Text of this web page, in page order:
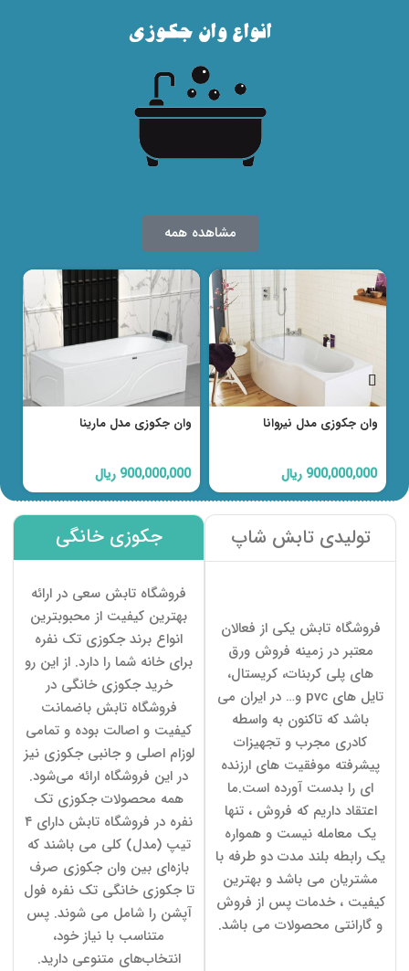
مشاهده همه
وان جکوزی مدل نیروانا
900,000,000 ریال
وان جکوزی مدل مارینا
900,000,000 ریال
تولیدی تابش شاپ
فروشگاه تابش یکی از فعالان
معتبر در زمینه فروش ورق
های پلی کربنات، کریستال،
تایل های pvc و… در ایران می
باشد که تاکنون به واسطه
کادری مجرب و تجهیزات
پیشرفته موفقیت های ارزنده
ای را بدست آورده است.ما
اعتقاد داریم که فروش ، تنها
یک معامله نیست و همواره
یک رابطه بلند مدت دو طرفه با
مشتریان می باشد و بهترین
کیفیت ، خدمات پس از فروش
و گارانتی محصولات می باشد.
جکوزی خانگی
فروشگاه تابش سعی در ارائه
بهترین کیفیت از محبوبترین
انواع برند جکوزی تک نفره
برای خانه شما را دارد. از این رو
خرید جکوزی خانگی در
فروشگاه تابش باضمانت
کیفیت و اصالت بوده و تمامی
لوزام اصلی و جانبی جکوزی نیز
در این فروشگاه ارائه می‌شود.
همه محصولات جکوزی تک
نفره در فروشگاه تابش دارای ۴
تیپ (مدل) کلی می باشند که
بازه‌ای بین وان جکوزی صرف
تا جکوزی خانگی تک نفره فول
آپشن را شامل می شوند. پس
متناسب با نیاز خود،
انتخاب‌های متنوعی دارید.